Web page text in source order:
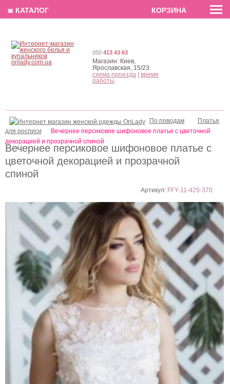
EN РУС
Вечернее персиковое шифоновое платье с
цветочной декорацией и прозрачной
спиной
Артикул: FFY-11-425-370
По поводам
Платья
для росписи
Вечернее персиковое шифоновое платье с цветочной
декорацией и прозрачной спиной
050 413 43 63
Магазин: Киев,
Ярославская, 15/23
схема проезда
время
работы
≣ КАТАЛОГ КОРЗИНА